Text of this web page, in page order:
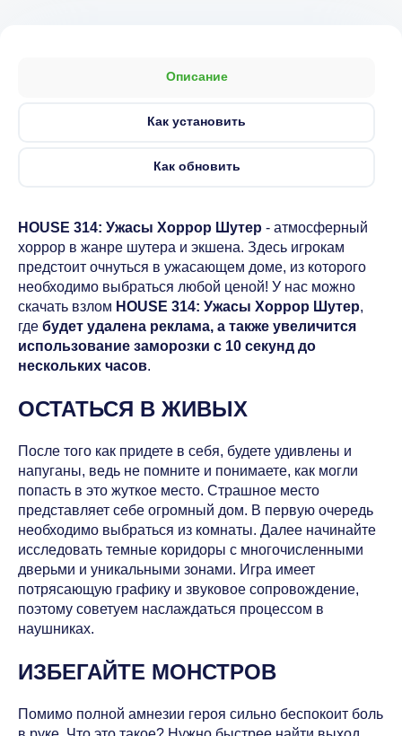
Описание
Как установить
Как обновить
HOUSE 314: Ужасы Хоррор Шутер - атмосферный
хоррор в жанре шутера и экшена. Здесь игрокам
предстоит очнуться в ужасающем доме, из которого
необходимо выбраться любой ценой! У нас можно
скачать взлом HOUSE 314: Ужасы Хоррор Шутер,
где будет удалена реклама, а также увеличится
использование заморозки с 10 секунд до
нескольких часов.
ОСТАТЬСЯ В ЖИВЫХ
После того как придете в себя, будете удивлены и
напуганы, ведь не помните и понимаете, как могли
попасть в это жуткое место. Страшное место
представляет себе огромный дом. В первую очередь
необходимо выбраться из комнаты. Далее начинайте
исследовать темные коридоры с многочисленными
дверьми и уникальными зонами. Игра имеет
потрясающую графику и звуковое сопровождение,
поэтому советуем наслаждаться процессом в
наушниках.
ИЗБЕГАЙТЕ МОНСТРОВ
Помимо полной амнезии героя сильно беспокоит боль